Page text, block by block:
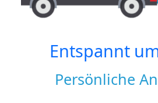
Entspannt
Persönliche